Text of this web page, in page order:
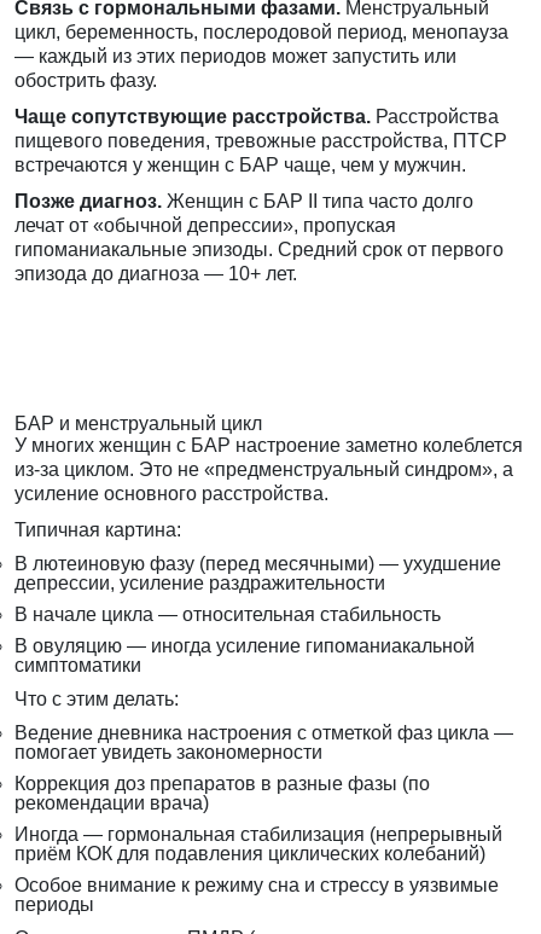
Связь с гормональными фазами. Менструальный
цикл, беременность, послеродовой период, менопауза
— каждый из этих периодов может запустить или
обострить фазу.
Чаще сопутствующие расстройства. Расстройства
пищевого поведения, тревожные расстройства, ПТСР
встречаются у женщин с БАР чаще, чем у мужчин.
Позже диагноз. Женщин с БАР II типа часто долго
лечат от «обычной депрессии», пропуская
гипоманиакальные эпизоды. Средний срок от первого
эпизода до диагноза — 10+ лет.
БАР и менструальный цикл
У многих женщин с БАР настроение заметно колеблется
из-за циклом. Это не «предменструальный синдром», а
усиление основного расстройства.
Типичная картина:
В лютеиновую фазу (перед месячными) — ухудшение
депрессии, усиление раздражительности
В начале цикла — относительная стабильность
В овуляцию — иногда усиление гипоманиакальной
симптоматики
Что с этим делать:
Ведение дневника настроения с отметкой фаз цикла —
помогает увидеть закономерности
Коррекция доз препаратов в разные фазы (по
рекомендации врача)
Иногда — гормональная стабилизация (непрерывный
приём КОК для подавления циклических колебаний)
Особое внимание к режиму сна и стрессу в уязвимые
периоды